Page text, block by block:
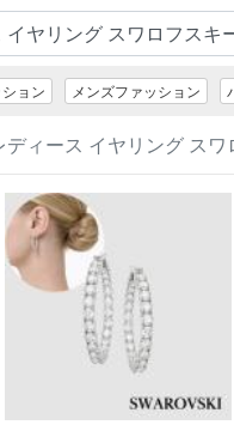
ョン メンズファッション
ディース イヤリング スワ